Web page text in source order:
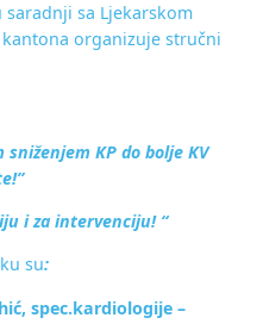
sa Ljekarskom
organizuje stručni
sniženjem KP do bolje KV
i za intervenciju! “
su:
spec.kardiologije –